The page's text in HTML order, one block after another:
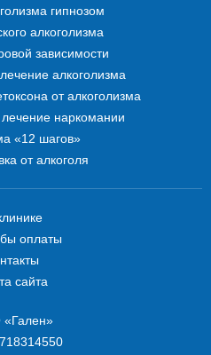
гипнозом
алкоголизма
зависимости
алкоголизма
от алкоголизма
наркомании
«12 шагов»
от алкоголя
оплаты
сайта